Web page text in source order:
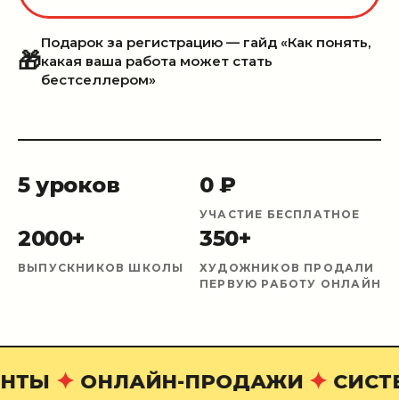
🎁
Подарок за регистрацию — гайд «Как понять,
какая ваша работа может стать
бестселлером»
5 уроков 0 ₽
УЧАСТИЕ БЕСПЛАТНОЕ
2000+
ВЫПУСКНИКОВ ШКОЛЫ
350+
ХУДОЖНИКОВ ПРОДАЛИ
ПЕРВУЮ РАБОТУ ОНЛАЙН
✦ОНЛАЙН-ПРОДАЖИ✦